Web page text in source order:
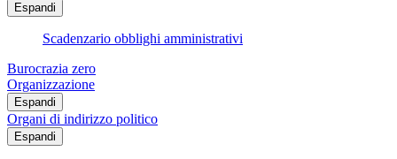
Espandi
Scadenzario obblighi amministrativi
Burocrazia zero
Organizzazione
Espandi
Organi di indirizzo politico
Espandi